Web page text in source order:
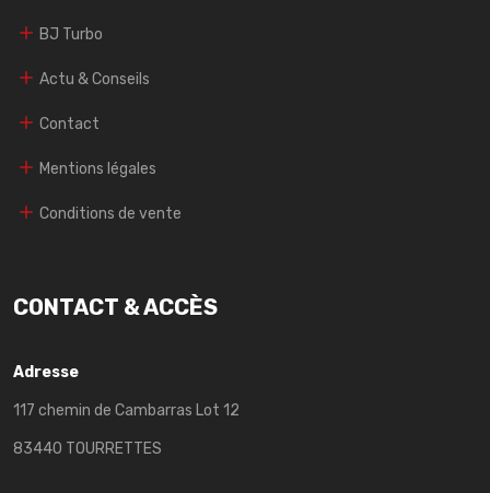
BJ Turbo
Actu & Conseils
Contact
Mentions légales
Conditions de vente
CONTACT & ACCÈS
Adresse
117 chemin de Cambarras Lot 12
83440 TOURRETTES